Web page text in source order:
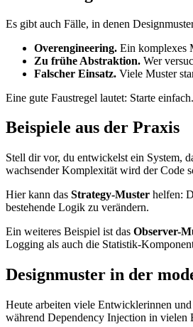
Es gibt auch Fälle, in denen
Overengineering. Ein komplexes
Zu frühe Abstraktion. Wer
Falscher Einsatz. Viele Muster
Eine gute Faustregel lautet: Starte
Beispiele aus der Praxis
Stell dir vor, du entwickelst ein System,
wachsender Komplexität wird der Code
Hier kann das Strategy-Muster helfen:
bestehende Logik zu verändern.
Ein weiteres Beispiel ist das Observer-
Logging als auch die Statistik-
Designmuster in der
Heute arbeiten viele Entwicklerinnen
während Dependency Injection in vielen